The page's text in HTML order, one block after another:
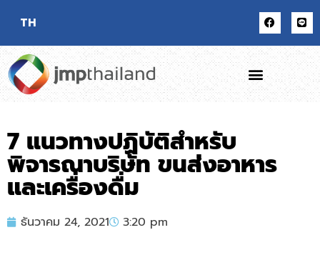
TH
7 แนวทางปฏิบัติสำหรับ
พิจารณาบริษัท ขนส่งอาหาร
และเครื่องดื่ม
ธันวาคม 24, 2021 3:20 pm